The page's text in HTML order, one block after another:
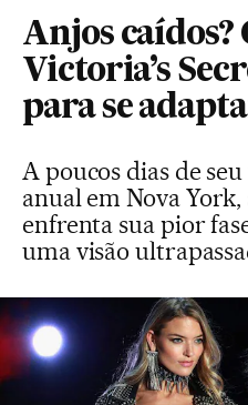
Anjos caídos?
Victoria’s
para se
A poucos dias de
anual em Nova
enfrenta sua pior
uma visão